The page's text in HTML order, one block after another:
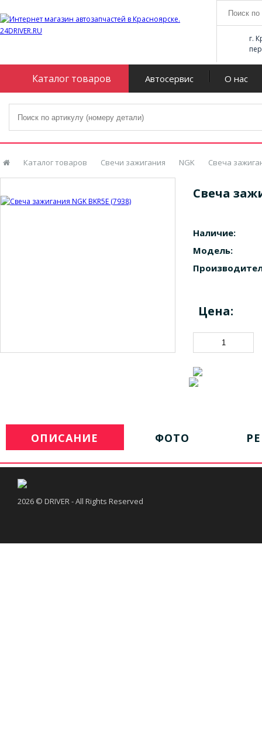
г.
Каталог товаров Автосервис О нас
Каталог товаров Свечи зажигания NGK Свеча
Свеча
Наличие:
Модель:
Цена:
ОПИСАНИЕ ФОТО
2026 © DRIVER - All Rights Reserved